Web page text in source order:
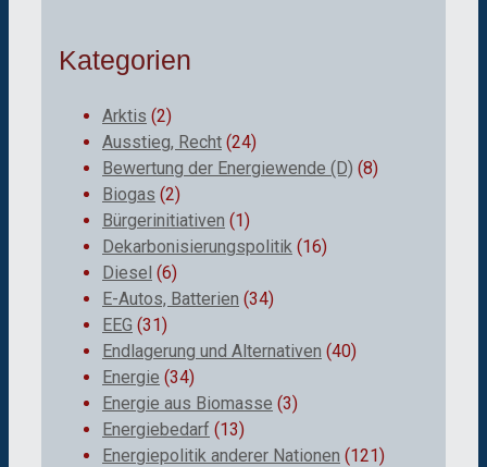
Kategorien
Arktis (2)
Ausstieg, Recht (24)
Bewertung der Energiewende (D) (8)
Biogas (2)
Bürgerinitiativen (1)
Dekarbonisierungspolitik (16)
Diesel (6)
E-Autos, Batterien (34)
EEG (31)
Endlagerung und Alternativen (40)
Energie (34)
Energie aus Biomasse (3)
Energiebedarf (13)
Energiepolitik anderer Nationen (121)